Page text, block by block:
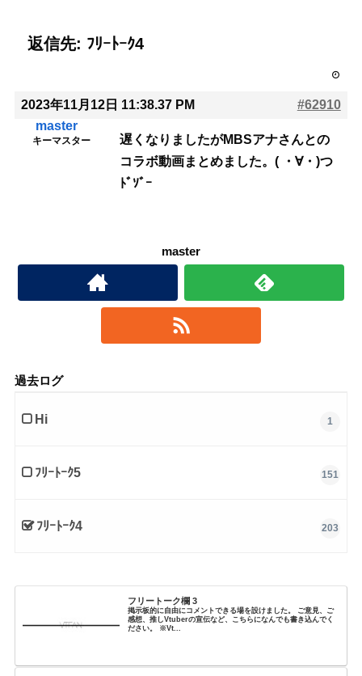
返信先: ﾌﾘｰﾄｰｸ4
2023年11月12日 11:38.37 PM
#62910
master
キーマスター
遅くなりましたがMBSアナさんとの
コラボ動画まとめました。( ・∀・)つ
ﾄﾞｿﾞｰ
master
過去ログ
Hi 1
ﾌﾘｰﾄｰｸ5 151
ﾌﾘｰﾄｰｸ4 203
フリートーク欄 3
掲示板的に自由にコメントできる場を設けました。 ご意見、ご
感想、推しVtuberの宣伝など、こちらになんでも書き込んでく
ださい。 ※Vt...